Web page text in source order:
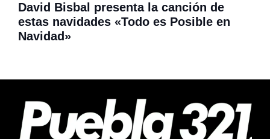
David Bisbal presenta la canción de
estas navidades «Todo es Posible en
Navidad»